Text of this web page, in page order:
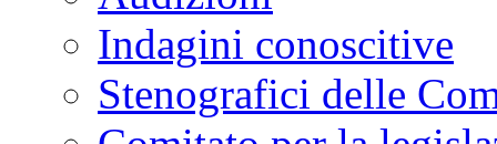
Indagini conoscitive
Stenografici delle